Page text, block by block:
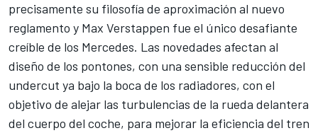
precisamente su filosofía de aproximación al nuevo
reglamento y Max Verstappen fue el único desafiante
creíble de los Mercedes. Las novedades afectan al
diseño de los pontones, con una sensible reducción del
undercut ya bajo la boca de los radiadores, con el
objetivo de alejar las turbulencias de la rueda delantera
del cuerpo del coche, para mejorar la eficiencia del tren